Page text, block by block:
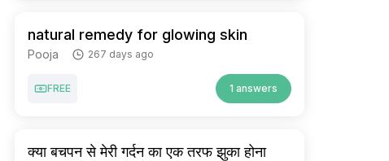
natural remedy for glowing skin
Pooja 267 days ago
FREE 1 answers
क्या बचपन से मेरी गर्दन का एक तरफ झुका होना